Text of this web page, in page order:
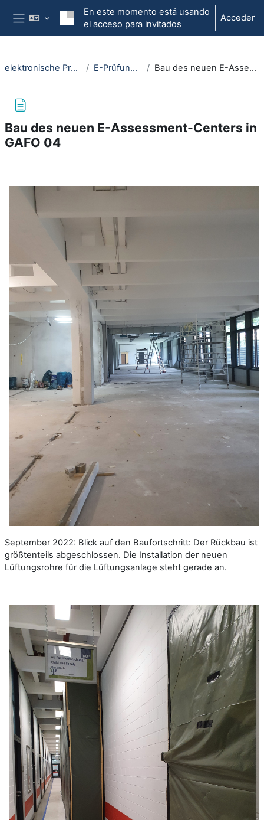
Salta al contenido principal
Panel lateral
En este momento está usando
el acceso para invitados
Acceder
elektronische Prüfungen an der RUB E-Prüfungen an der RUB Bau des neuen E-Assessment-Centers in GAFO 04
Bau des neuen E-Assessment-Centers in
GAFO 04
September 2022: Blick auf den Baufortschritt: Der Rückbau ist
größtenteils abgeschlossen. Die Installation der neuen
Lüftungsrohre für die Lüftungsanlage steht gerade an.